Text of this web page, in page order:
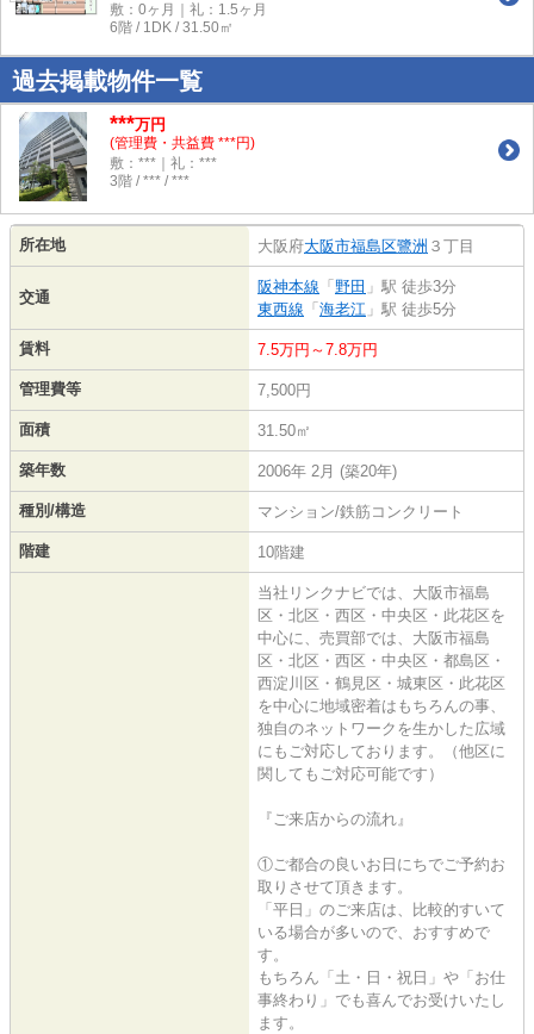
敷：0ヶ月｜礼：1.5ヶ月
6階 / 1DK / 31.50㎡
過去掲載物件一覧
***万円
(管理費・共益費 ***円)
敷：***｜礼：***
3階 / *** / ***
所在地 大阪府大阪市福島区鷺洲 ３丁目
交通
阪神本線 「 野田 」駅 徒歩3分
東西線 「 海老江 」駅 徒歩5分
賃料 7.5万円～7.8万円
管理費等 7,500円
面積 31.50㎡
築年数 2006年 2月 (築20年)
種別/構造 マンション/鉄筋コンクリート
階建 10階建
当社リンクナビでは、大阪市福島
区・北区・西区・中央区・此花区を
中心に、売買部では、大阪市福島
区・北区・西区・中央区・都島区・
西淀川区・鶴見区・城東区・此花区
を中心に地域密着はもちろんの事、
独自のネットワークを生かした広域
にもご対応しております。（他区に
関してもご対応可能です）
『ご来店からの流れ』
①ご都合の良いお日にちでご予約お
取りさせて頂きます。
「平日」のご来店は、比較的すいて
いる場合が多いので、おすすめで
す。
もちろん「土・日・祝日」や「お仕
事終わり」でも喜んでお受けいたし
ます。